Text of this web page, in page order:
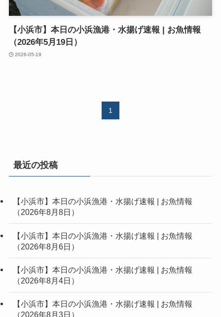
【小浜市】本日の小浜漁港・水揚げ速報 | お魚情報
（2026年5月19日）
2026-05-19
1
最近の投稿
【小浜市】本日の小浜漁港・水揚げ速報 | お魚情報
（2026年8月8日）
【小浜市】本日の小浜漁港・水揚げ速報 | お魚情報
（2026年8月6日）
【小浜市】本日の小浜漁港・水揚げ速報 | お魚情報
（2026年8月4日）
【小浜市】本日の小浜漁港・水揚げ速報 | お魚情報
（2026年8月3日）